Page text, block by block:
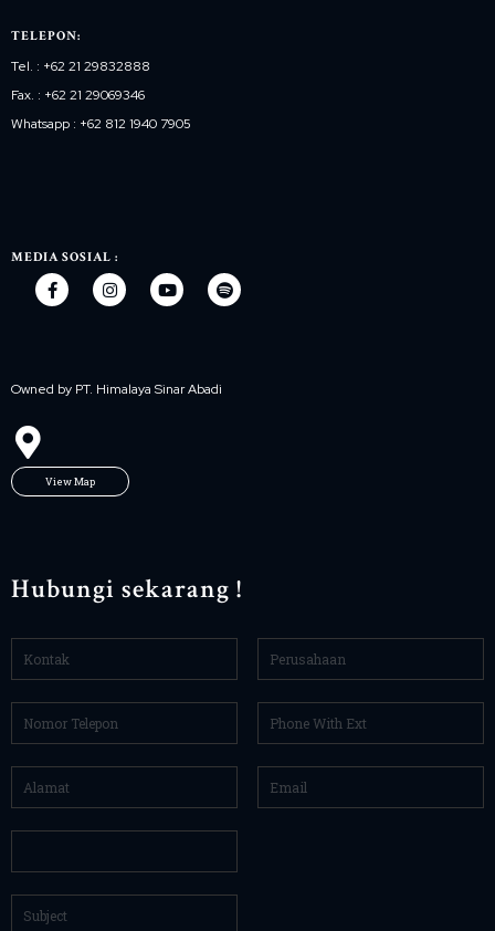
TELEPON:
Tel. : +62 21 29832888
Fax. : +62 21 29069346
Whatsapp : +62 812 1940 7905
MEDIA SOSIAL :
Owned by PT. Himalaya Sinar Abadi
View Map
Hubungi sekarang !